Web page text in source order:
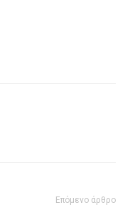
Επόμενο άρθρο